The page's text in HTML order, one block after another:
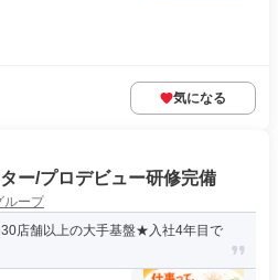
気になる
ー/プロデビュー研修完備
ループ
店舗以上の大手基盤★入社4年目で